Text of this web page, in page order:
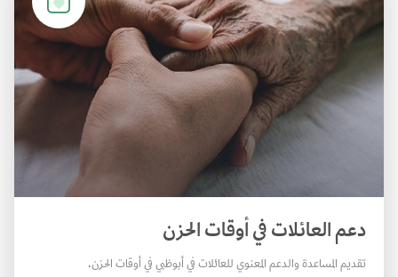
دعم العائلات في أوقات الحزن
تقديم المساعدة والدعم المعنوي للعائلات في أبوظبي في أوقات الحزن.